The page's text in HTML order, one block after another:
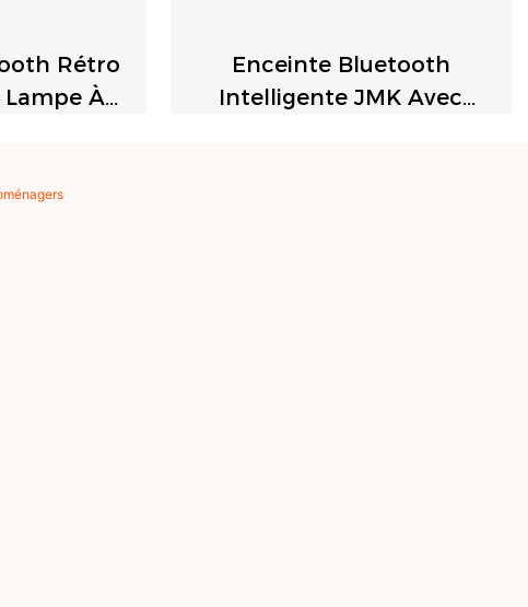
Rétro
À
Enceinte Bluetooth
Intelligente JMK Avec